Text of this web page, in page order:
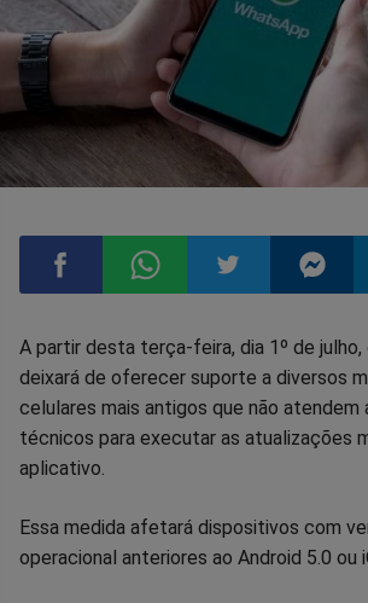
Compartilhar
no
Facebook
Compartilhar
no
Compartilhar
no
no
A partir desta terça-feira, dia 1º de julho,
deixará de oferecer suporte a diversos
celulares mais antigos que não atendem
técnicos para executar as atualizações
aplicativo.
Essa medida afetará dispositivos com
operacional anteriores ao Android 5.0 ou